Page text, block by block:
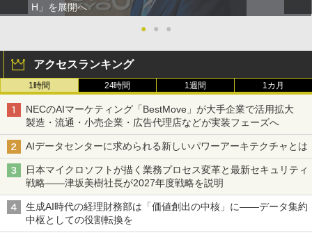
H」を展開へ
●
● ●
アクセスランキング
1時間 24時間 1週間 1カ月
NECのAIマーケティング「BestMove」が大手企業で活用拡大
製造・流通・小売企業・広告代理店などが実装フェーズへ
AIデータセンターに求められる新しいパワーアーキテクチャとは
日本マイクロソフトが描く業務プロセス変革と最新セキュリティ
戦略――津坂美樹社長が2027年度戦略を説明
生成AI時代の経理財務部は「価値創出の中核」に――データ集約
中枢としての役割転換を